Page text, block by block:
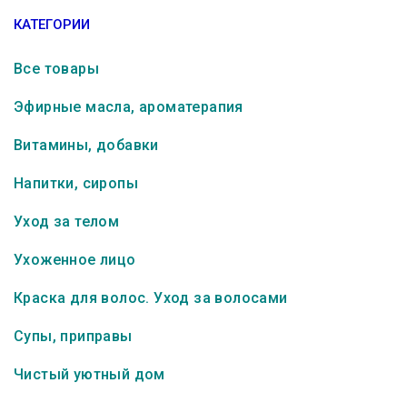
КАТЕГОРИИ
Все товары
Эфирные масла, ароматерапия
Витамины, добавки
Напитки, сиропы
Уход за телом
Ухоженное лицо
Краска для волос. Уход за волосами
Супы, приправы
Чистый уютный дом